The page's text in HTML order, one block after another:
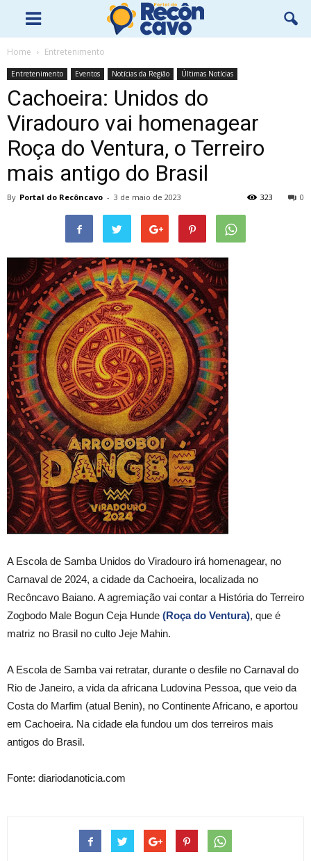
Home Entretenimento
Entretenimento Eventos Notícias da Região Últimas Notícias
Cachoeira: Unidos do
Viradouro vai homenagear
Roça do Ventura, o Terreiro
mais antigo do Brasil
By Portal do Recôncavo - 3 de maio de 2023 0
323
A Escola de Samba Unidos do Viradouro irá homenagear, no
Carnaval de 2024, a cidade da Cachoeira, localizada no
Recôncavo Baiano. A agremiação vai contar a História do Terreiro
Zogbodo Male Bogun Ceja Hunde (Roça do Ventura), que é
matriz no Brasil no culto Jeje Mahin.
A Escola de Samba vai retratar, durante o desfile no Carnaval do
Rio de Janeiro, a vida da africana Ludovina Pessoa, que veio da
Costa do Marfim (atual Benin), no Continente Africano, e aportou
em Cachoeira. Na cidade ela fundou um dos terreiros mais
antigos do Brasil.
Fonte: diariodanoticia.com